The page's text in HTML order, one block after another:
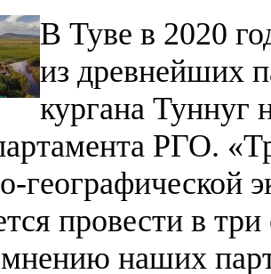
В Туве в 2020
из древнейших
кургана Туннуг
РГО.
географической
провести в
наших